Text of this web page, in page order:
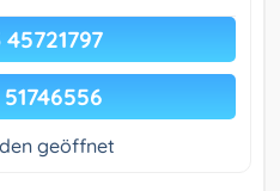
45721797
51746556
geöffnet